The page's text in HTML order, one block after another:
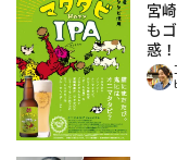
宮
も
惑！